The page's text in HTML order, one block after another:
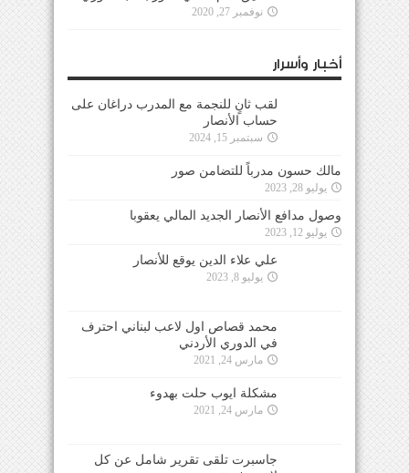
نوفمبر 27, 2020
أخبار وأسرار
لقب ثانٍ للنجمة مع المدرب دراغان على
حساب الأنصار
سبتمبر 15, 2024
مالك حسون مدرباً للتضامن صور
يوليو 28, 2023
وصول مدافع الأنصار الجديد المالي يعقوبا
يوليو 12, 2023
علي علاء الدين يوقع للأنصار
يوليو 8, 2023
محمد قصاص اول لاعب لبناني احترف
في الدوري الأردني
مارس 24, 2021
مشكلة ايوب حلت بهدوء
مارس 24, 2021
جاسبرت تلقى تقرير شامل عن كل